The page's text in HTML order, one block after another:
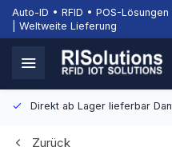
Auto-ID • RFID • POS-
| Weltweite Lieferung
Direkt ab Lager lieferbar
Zurück